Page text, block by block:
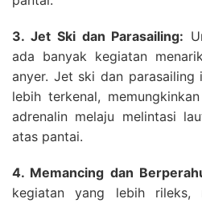
3. Jet Ski dan Parasailing:
ada banyak kegiatan
anyer. Jet ski dan parasailing
lebih terkenal,
adrenalin melaju melintasi
atas pantai.
4. Memancing dan
kegiatan yang lebih rileks,